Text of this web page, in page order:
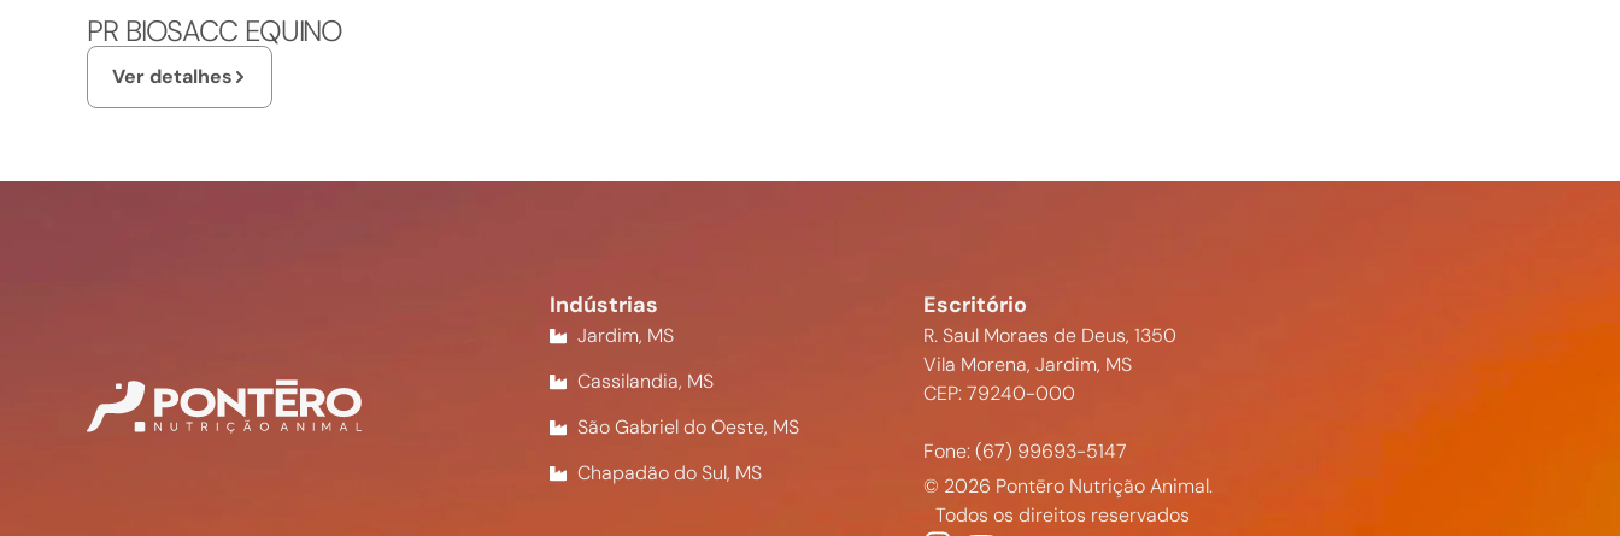
PR BIOSACC EQUINO
Ver detalhes
Indústrias
Jardim, MS
Cassilandia, MS
São Gabriel do Oeste, MS
Chapadão do Sul, MS
Escritório
R. Saul Moraes de Deus, 1350
Vila Morena, Jardim, MS
CEP: 79240-000
Fone: (67) 99693-5147
© 2026 Pontēro Nutrição Animal.
Todos os direitos reservados